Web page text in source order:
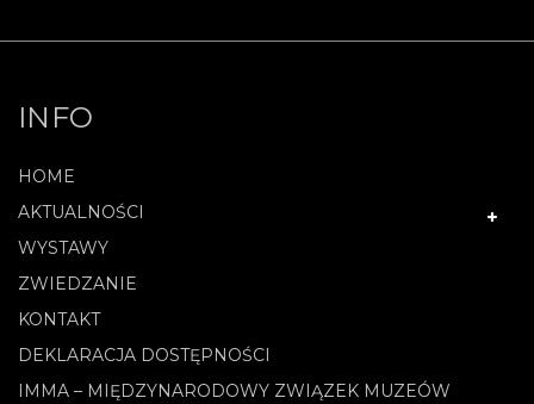
INFO
HOME
AKTUALNOŚCI
WYSTAWY
ZWIEDZANIE
KONTAKT
DEKLARACJA DOSTĘPNOŚCI
IMMA – MIĘDZYNARODOWY ZWIĄZEK MUZEÓW